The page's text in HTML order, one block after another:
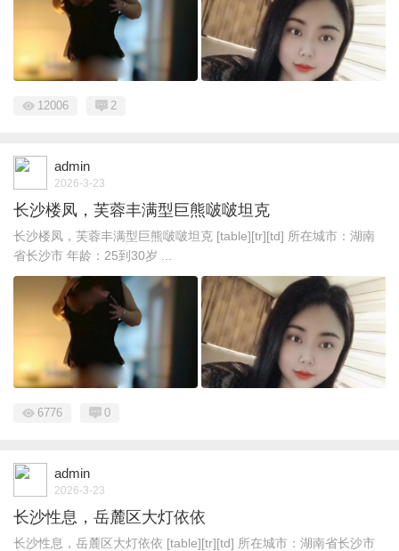
12006 2
admin
2026-3-23
长沙楼凤，芙蓉丰满型巨熊啵啵坦克
长沙楼凤，芙蓉丰满型巨熊啵啵坦克 [table][tr][td] 所在城市：湖南
省长沙市 年龄：25到30岁 ...
6776 0
admin
2026-3-23
长沙性息，岳麓区大灯依依
长沙性息，岳麓区大灯依依 [table][tr][td] 所在城市：湖南省长沙市